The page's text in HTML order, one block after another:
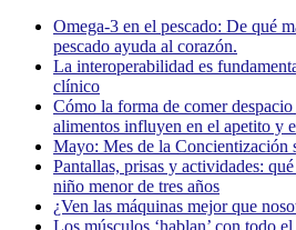
Omega-3 en el pescado: De qué
pescado ayuda al corazón.
La interoperabilidad es
clínico
Cómo la forma de comer
alimentos influyen en el apetito y
Mayo: Mes de la Concientización
Pantallas, prisas y actividades:
niño menor de tres años
¿Ven las máquinas mejor que